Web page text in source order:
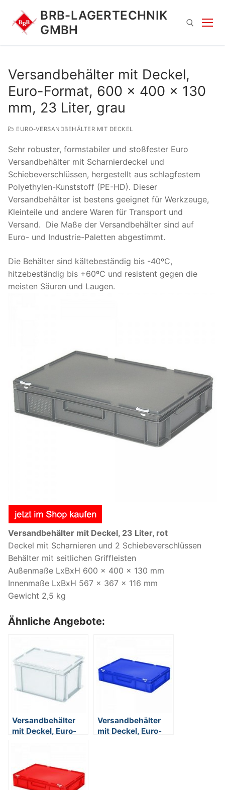
Inhalt
springen
BRB-LAGERTECHNIK
GMBH
Suchen
nach:
Versandbehälter mit Deckel,
Euro-Format, 600 x 400 x 130
mm, 23 Liter, grau
EURO-VERSANDBEHÄLTER MIT DECKEL
Sehr robuster, formstabiler und stoßfester Euro
Versandbehälter mit Scharnierdeckel und
Schiebeverschlüssen, hergestellt aus schlagfestem
Polyethylen-Kunststoff (PE-HD). Dieser
Versandbehälter ist bestens geeignet für Werkzeuge,
Kleinteile und andere Waren für Transport und
Versand. Die Maße der Versandbehälter sind auf
Euro- und Industrie-Paletten abgestimmt.
Die Behälter sind kältebeständig bis -40ºC,
hitzebeständig bis +60ºC und resistent gegen die
meisten Säuren und Laugen.
Versandbehälter mit Deckel, 23 Liter, rot
Deckel mit Scharnieren und 2 Schiebeverschlüssen
Behälter mit seitlichen Griffleisten
Außenmaße LxBxH 600 x 400 x 130 mm
Innenmaße LxBxH 567 x 367 x 116 mm
Gewicht 2,5 kg
Ähnliche Angebote:
Versandbehälter
mit Deckel, Euro-
Versandbehälter
mit Deckel, Euro-